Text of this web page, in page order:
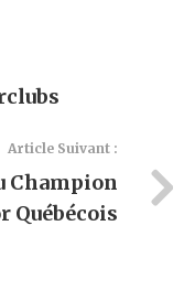
Article Suivant :
Champion
Québécois